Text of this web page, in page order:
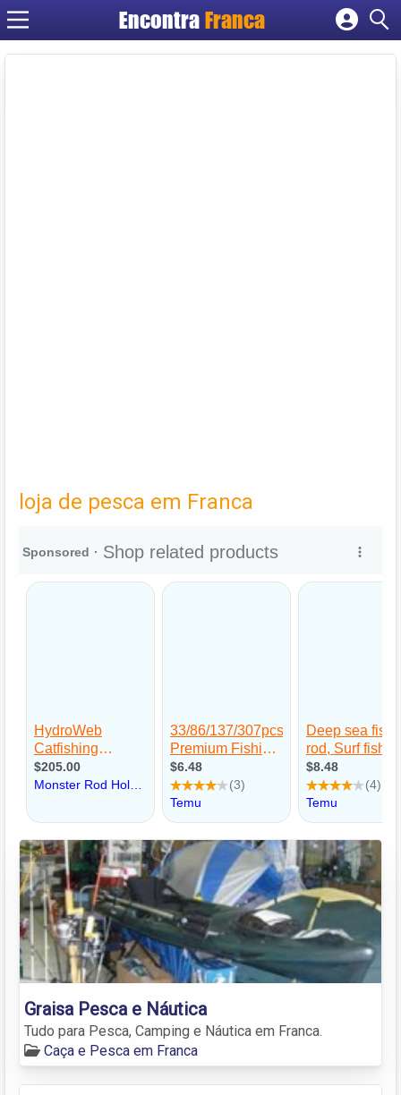
Encontra Franca
Cadastrar empresa
loja de pesca em Franca
Graisa Pesca e Náutica
Tudo para Pesca, Camping e Náutica em Franca.
Caça e Pesca em Franca